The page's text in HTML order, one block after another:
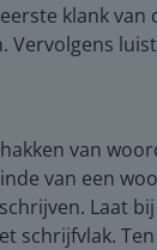
klank
Vervolgens
van
van een
Laat
schrijfvlak.